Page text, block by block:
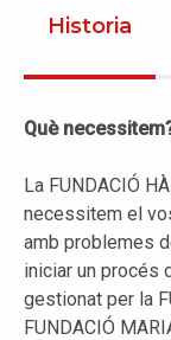
Historia
Què
La FUNDACIÓ
necessitem el
amb problemes
iniciar un procés
gestionat per la
FUNDACIÓ